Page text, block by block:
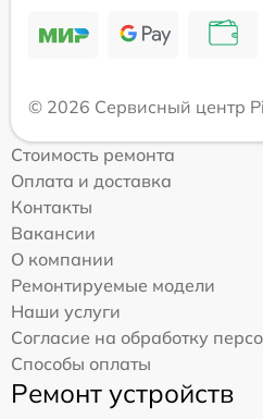
© 2026 Сервисный центр
Стоимость ремонта
Оплата и доставка
Контакты
Вакансии
О компании
Ремонтируемые модели
Наши услуги
Согласие на обработку
Способы оплаты
Ремонт устройств